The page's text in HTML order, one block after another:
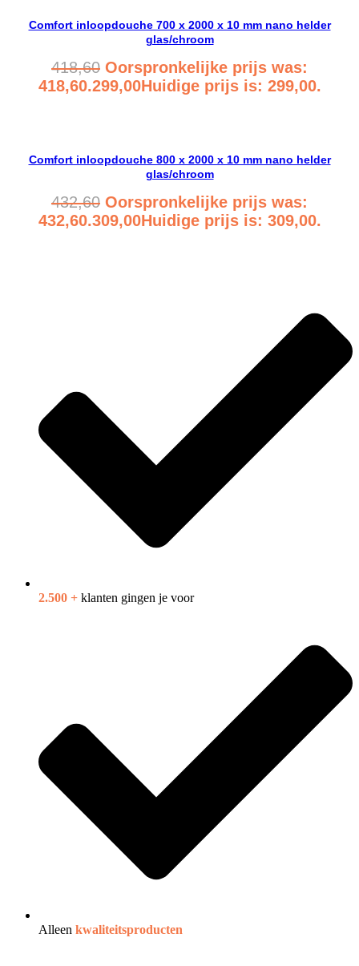
Comfort inloopdouche 700 x 2000 x 10 mm nano helder
glas/chroom
418,60 Oorspronkelijke prijs was:
418,60.299,00Huidige prijs is: 299,00.
Comfort inloopdouche 800 x 2000 x 10 mm nano helder
glas/chroom
432,60 Oorspronkelijke prijs was:
432,60.309,00Huidige prijs is: 309,00.
2.500 + klanten gingen je voor
Alleen kwaliteitsproducten